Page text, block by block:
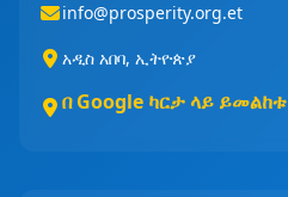
info@prosperity.org.et
አዲስ አበባ, ኢትዮጵያ
በ Google ካርታ ላይ ይመልከቱ